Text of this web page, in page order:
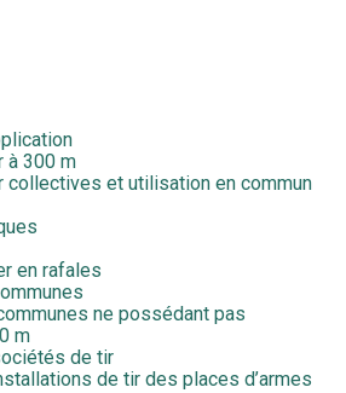
à 300 m
collectives et utilisation en commun
en rafales
ne possédant pas
m
de tir
de tir des places d’armes